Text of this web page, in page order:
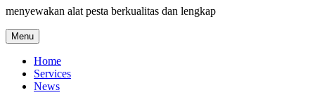
menyewakan alat pesta berkualitas dan lengkap
Menu
Home
Services
News